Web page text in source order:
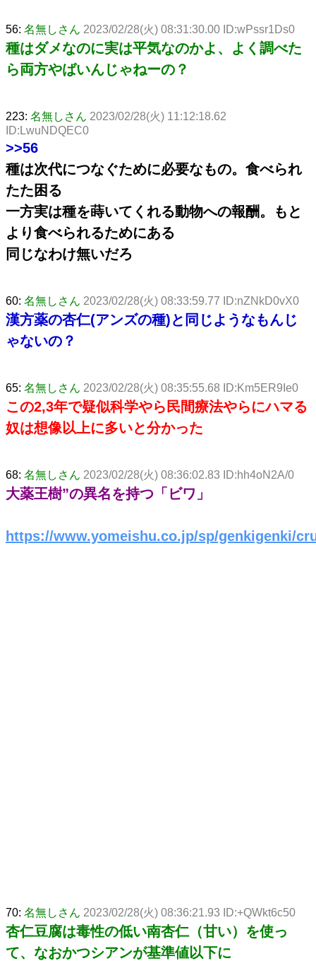
56: 名無しさん 2023/02/28(火) 08:31:30.00 ID:wPssr1Ds0
種はダメなのに実は平気なのかよ、よく調べた
ら両方やばいんじゃねーの？
223: 名無しさん 2023/02/28(火) 11:12:18.62
ID:LwuNDQEC0
>>56
種は次代につなぐために必要なもの。食べられ
たた困る
一方実は種を蒔いてくれる動物への報酬。もと
より食べられるためにある
同じなわけ無いだろ
60: 名無しさん 2023/02/28(火) 08:33:59.77 ID:nZNkD0vX0
漢方薬の杏仁(アンズの種)と同じようなもんじ
ゃないの？
65: 名無しさん 2023/02/28(火) 08:35:55.68 ID:Km5ER9Ie0
この2,3年で疑似科学やら民間療法やらにハマる
奴は想像以上に多いと分かった
68: 名無しさん 2023/02/28(火) 08:36:02.83 ID:hh4oN2A/0
大薬王樹”の異名を持つ「ビワ」
https://www.yomeishu.co.jp/sp/genkigenki/
70: 名無しさん 2023/02/28(火) 08:36:21.93 ID:+QWkt6c50
杏仁豆腐は毒性の低い南杏仁（甘い）を使っ
て、なおかつシアンが基準値以下に